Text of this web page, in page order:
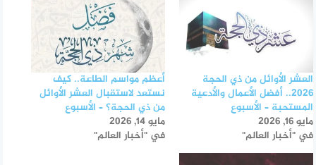
العشر الأوائل من ذي الحجة
2026.. أفضل الأعمال والأدعية
المستحبة – الأسبوع
مايو 16, 2026
في "أخبار العالم"
أعظم مواسم الطاعة.. كيف
نستعد لاستقبال العشر الأوائل
من ذي الحجة؟ – الأسبوع
مايو 14, 2026
في "أخبار العالم"